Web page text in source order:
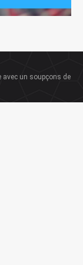
avec un soupçons de